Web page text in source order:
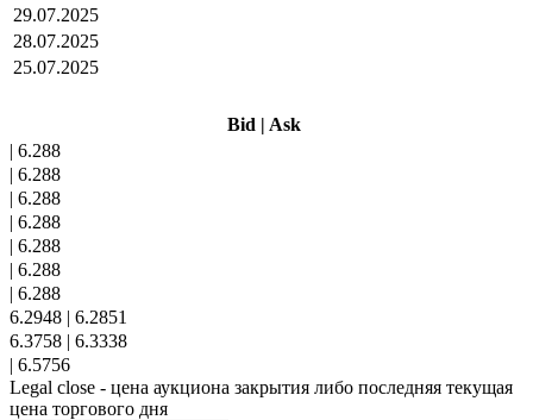
29.07.2025
28.07.2025
25.07.2025
Bid | Ask
| 6.288
| 6.288
| 6.288
| 6.288
| 6.288
| 6.288
| 6.288
6.2948 | 6.2851
6.3758 | 6.3338
| 6.5756
Legal close - цена аукциона закрытия либо последняя текущая
цена торгового дня